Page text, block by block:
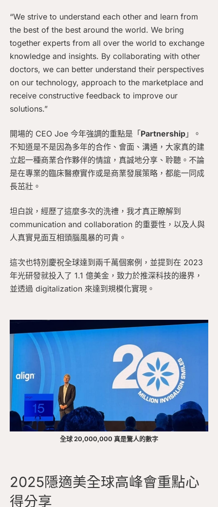
“We strive to understand each other and learn from
the best of the best around the world. We bring
together experts from all over the world to exchange
knowledge and insights. By collaborating with other
doctors, we can better understand their perspectives
on our technology, approach to the marketplace and
receive constructive feedback to improve our
solutions.”
開場的 CEO Joe 今年強調的重點是「 Partnership 」。
不知道是不是因為多年的合作、會面、溝通，大家真的建
立起一種商業合作夥伴的情誼，真誠地分享、聆聽。不論
是在專業的臨床醫療實作或是商業發展策略，都能一同成
長茁壯。
坦白說，經歷了這麼多次的洗禮，我才真正瞭解到
communication and collaboration 的重要性，以及人與
人真實見面互相頭腦風暴的可貴。
這次也特別慶祝全球達到兩千萬個案例，並提到在 2023
年光研發就投入了 1.1 億美金，致力於推深科技的邊界，
並透過 digitalization 來達到規模化實現。
全球 20,000,000 真是驚人的數字
2025隱適美全球高峰會重點心
得分享